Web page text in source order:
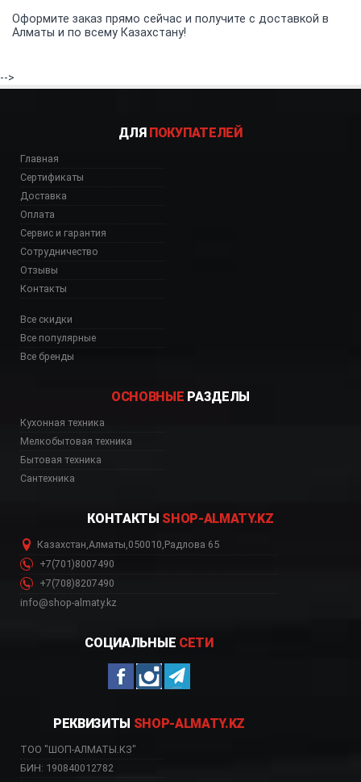
Оформите заказ прямо сейчас и получите с доставкой в
Алматы и по всему Казахстану!
-->
ДЛЯ ПОКУПАТЕЛЕЙ
Главная
Сертификаты
Доставка
Оплата
Сервис и гарантия
Сотрудничество
Отзывы
Контакты
Все скидки
Все популярные
Все бренды
ОСНОВНЫЕ РАЗДЕЛЫ
Кухонная техника
Мелкобытовая техника
Бытовая техника
Сантехника
КОНТАКТЫ SHOP-ALMATY.KZ
Казахстан,Алматы,050010,Радлова 65
+7(701)8007490
+7(708)8207490
info@shop-almaty.kz
СОЦИАЛЬНЫЕ СЕТИ
РЕКВИЗИТЫ SHOP-ALMATY.KZ
ТОО "ШОП-АЛМАТЫ.КЗ"
БИН: 190840012782